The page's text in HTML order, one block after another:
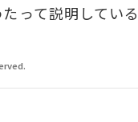
って説明してい